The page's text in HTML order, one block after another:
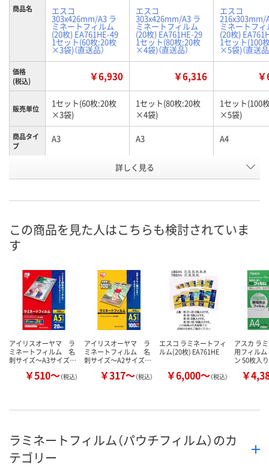
商品名 エスコ
303x426mm/A3 ラ
ミネートフィルム
(20枚) EA761HE-49
1セット(60枚:20枚
×3袋)（直送品）
エスコ
303x426mm/A3 ラ
ミネートフィルム
(20枚) EA761HE-29
1セット(80枚:20枚
×4袋)（直送品）
エスコ
216x303mm/
ミネートフィ
(20枚)
1セット(100
×5袋)（直送品
価格
(税込)
￥6,930 ￥6,316
販売単位
1セット(60枚:20枚
×3袋)
1セット(80枚:20枚
×4袋)
1セット(100
×5袋)
商品タイ
プ
A3 A3 A4
HP11408 HP11405
カゴへ カゴへ カ
詳しく見る
この商品を見た人はこちらも検討されていま
す
アイリスオーヤマ ラ
ミネートフィルム 名
刺サイズ～A3サイズ…
￥510～（税込）
アイリスオーヤマ ラ
ミネートフィルム 名
刺サイズ～A2サイズ…
￥317～（税込）
エスコ ラミネートフィ
ルム(20枚) EA761HE
￥6,000～（税込）
アスカ ラ
用フィル
ン 50枚入り
￥
ラミネートフィルム（パウチフィルム）のカ
テゴリー